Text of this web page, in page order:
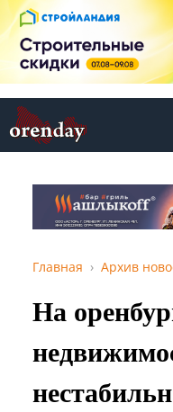
Главная Архив
На